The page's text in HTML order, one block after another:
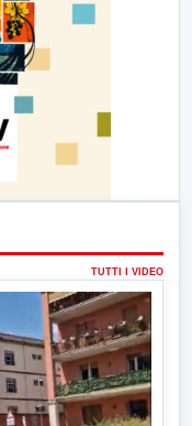
TUTTI I VIDEO